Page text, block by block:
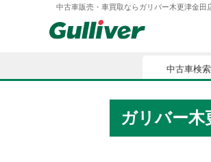
中古車販売・車買取ならガリバー木更津金田
中古車検索
中古車検索
ガリバー木